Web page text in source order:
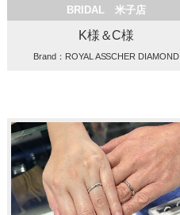
BRIDAL 米子店
K様＆C様
Brand：ROYAL ASSCHER DIAMOND